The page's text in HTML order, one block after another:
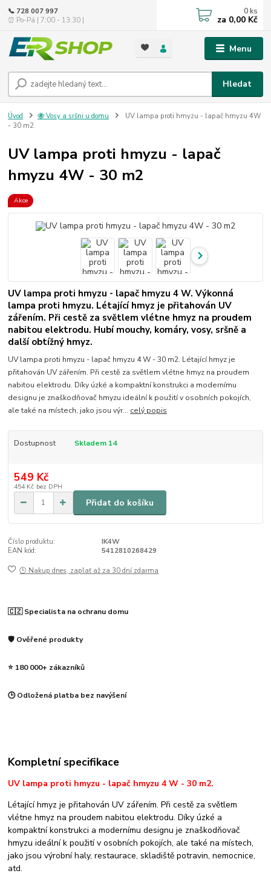
Menu
Hledat
📞 728 007 997
⏰ Po-Pá | 7:00 - 13:30 |
0 ks
za 0,00 Kč
Úvod 🐝 Vosy a sršni u domu
UV lampa proti hmyzu - lapač hmyzu 4W
- 30 m2
UV lampa proti hmyzu - lapač
hmyzu 4W - 30 m2
Akce
UV lampa proti hmyzu - lapač hmyzu 4 W. Výkonná
lampa proti hmyzu. Létající hmyz je přitahován UV
zářením. Při cestě za světlem vlétne hmyz na proudem
nabitou elektrodu. Hubí mouchy, komáry, vosy, sršně a
další obtížný hmyz.
UV lampa proti hmyzu - lapač hmyzu 4 W - 30 m2. Létající hmyz je
přitahován UV zářením. Při cestě za světlem vlétne hmyz na proudem
nabitou elektrodu. Díky úzké a kompaktní konstrukci a modernímu
designu je znaškodňovač hmyzu ideální k použití v osobních pokojích,
ale také na místech, jako jsou výr... celý popis
Dostupnost Skladem 14
549 Kč
454 Kč bez DPH
Přidat do košíku
Číslo produktu:
IK4W
EAN kód:
5412810268429
🕒 Nakup dnes, zaplať až za 30 dní zdarma
🇨🇿 Specialista na ochranu domu
🛡️ Ověřené produkty
⭐ 180 000+ zákazníků
🕒 Odložená platba bez navýšení
Kompletní specifikace
UV lampa proti hmyzu - lapač hmyzu 4 W - 30 m2.
Létající hmyz je přitahován UV zářením. Při cestě za světlem
vlétne hmyz na proudem nabitou elektrodu. Díky úzké a
kompaktní konstrukci a modernímu designu je znaškodňovač
hmyzu ideální k použití v osobních pokojích, ale také na místech,
jako jsou výrobní haly, restaurace, skladiště potravin, nemocnice,
atd.